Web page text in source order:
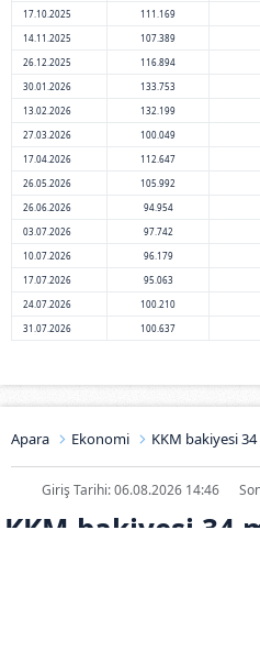
17.10.2025
111.169
14.11.2025
107.389
26.12.2025
116.894
30.01.2026
133.753
13.02.2026
132.199
27.03.2026
100.049
17.04.2026
112.647
26.05.2026
105.992
26.06.2026
94.954
03.07.2026
97.742
10.07.2026
96.179
17.07.2026
95.063
24.07.2026
100.210
31.07.2026
100.637
Apara Ekonomi KKM bakiyesi
Giriş Tarihi: 06.08.2026 14:46
KKM bakiyesi 34